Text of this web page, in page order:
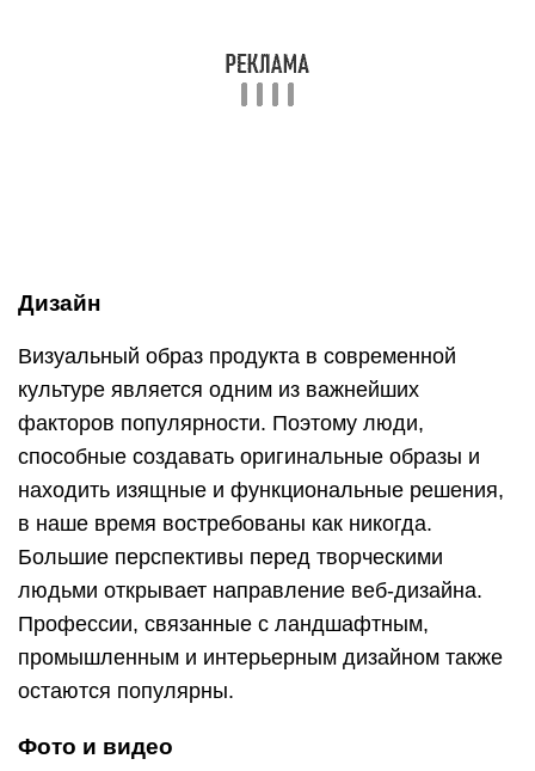
способные создавать оригинальные образы и
находить изящные и функциональные решения,
остаются популярны.
Фото и видео